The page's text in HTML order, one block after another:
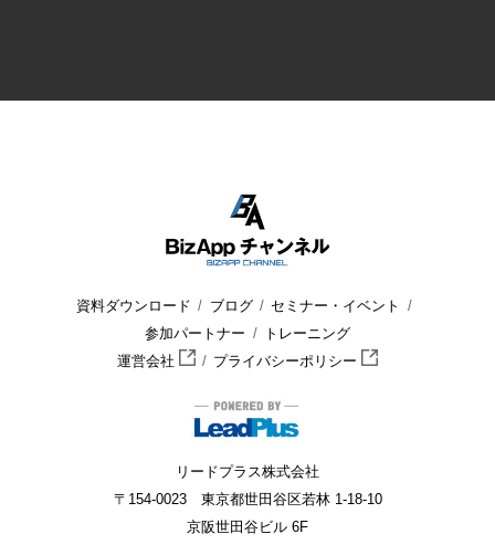
資料ダウンロード ブログ
セミナー・イベント
参加パートナー
トレーニング
運営会社
プライバシーポリシー
リードプラス株式会社
〒154-0023 東京都世田谷区若林 1-18-10
京阪世田谷ビル 6F